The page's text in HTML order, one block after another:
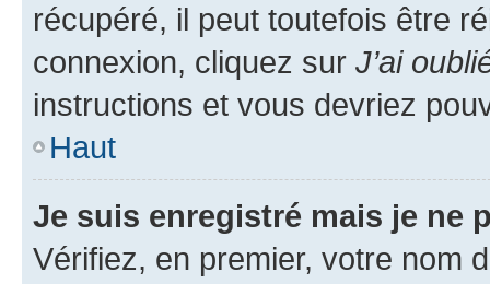
récupéré, il peut toutefois être
connexion, cliquez sur J’ai
instructions et vous devriez
Haut
Je suis enregistré mais je ne
Vérifiez, en premier, votre nom